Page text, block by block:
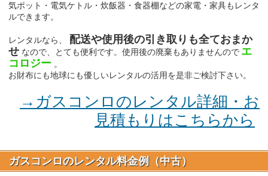
気ポット・電気ケトル・炊飯器・食器棚などの家電・家具もレンタ
ルできます。
レンタルなら、
配送や使用後の引き取りも全ておまか
せ なので、とても便利です。使用後の廃棄もありませんので エ
コロジー 。
お財布にも地球にも優しいレンタルの活用を是非ご検討下さい。
→ガスコンロのレンタル詳細・お
見積もりはこちらから
ガスコンロのレンタル料金例（中古）